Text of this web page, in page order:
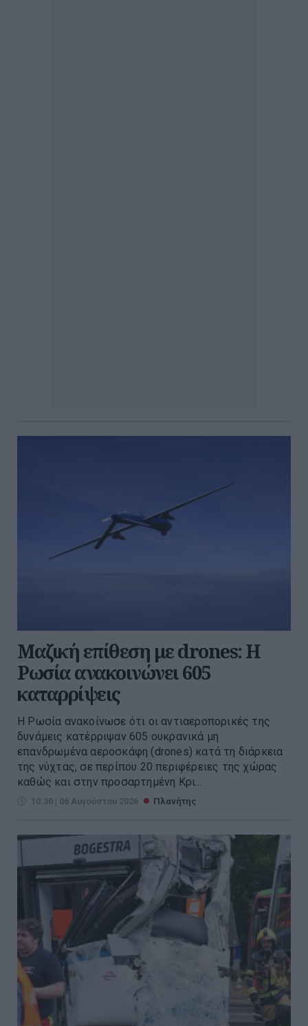
Μαζική επίθεση με drones: Η
Ρωσία ανακοινώνει 605
καταρρίψεις
Η Ρωσία ανακοίνωσε ότι οι αντιαεροπορικές της
δυνάμεις κατέρριψαν 605 ουκρανικά μη
επανδρωμένα αεροσκάφη (drones) κατά τη διάρκεια
της νύχτας, σε περίπου 20 περιφέρειες της χώρας
καθώς και στην προσαρτημένη Κρι...
10:30 | 06 Αυγούστου 2026 Πλανήτης